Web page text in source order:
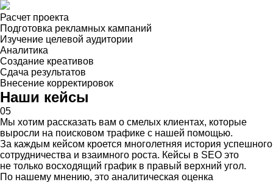
Расчет проекта
Подготовка рекламных кампаний
Изучение целевой аудитории
Аналитика
Создание креативов
Сдача результатов
Внесение корректировок
Наши кейсы
05
Мы хотим рассказать вам о смелых клиентах, которые
выросли на поисковом трафике с нашей помощью.
За каждым кейсом кроется многолетняя история успешного
сотрудничества и взаимного роста. Кейсы в SEO это
не только восходящий график в правый верхний угол.
По нашему мнению, это аналитическая оценка